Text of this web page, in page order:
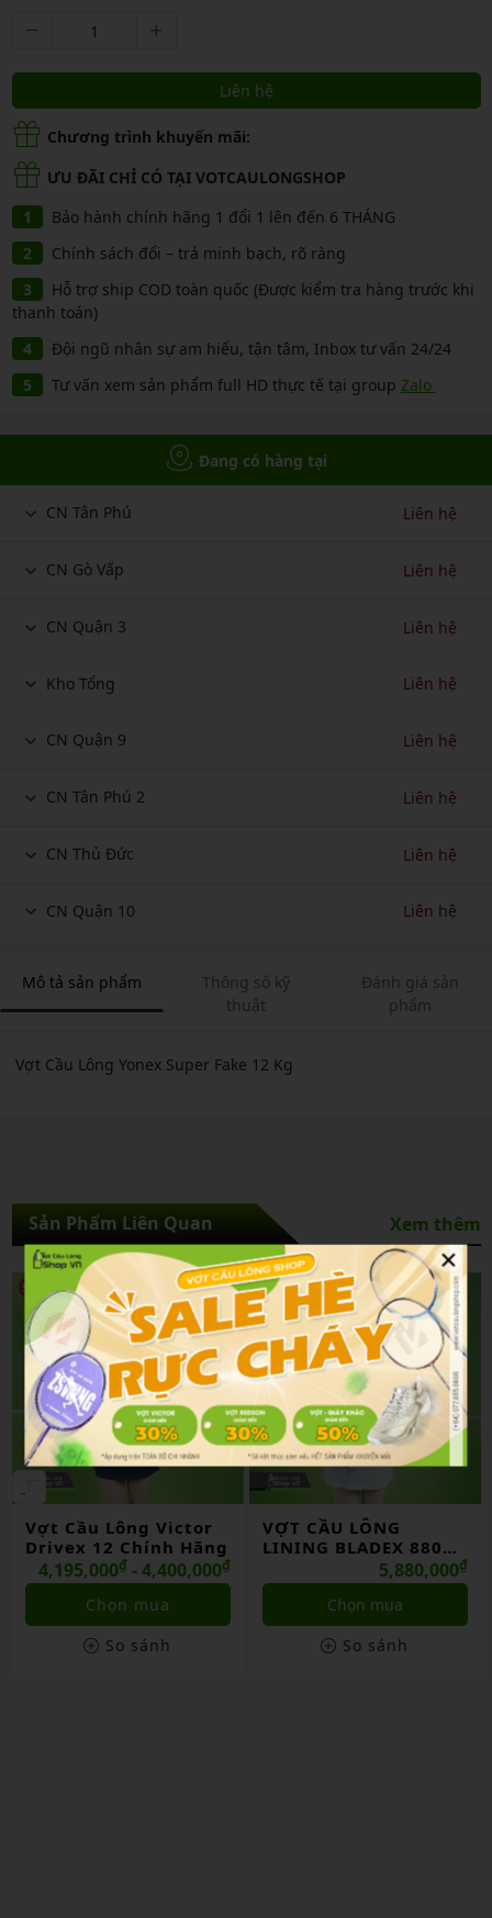
Liên hệ
Chương trình khuyến mãi:
ƯU ĐÃI CHỈ CÓ TẠI VOTCAULONGSHOP
Bảo hành chính hãng 1 đổi 1 lên đến 6 THÁNG
Chính sách đổi – trả minh bạch, rõ ràng
Hỗ trợ ship COD toàn quốc (Được kiểm tra hàng trước khi
thanh toán)
Đội ngũ nhân sự am hiểu, tận tâm, Inbox tư vấn 24/24
Tư vấn xem sản phẩm full HD thực tế tại group Zalo
Đang có hàng tại
CN Tân Phú Liên hệ
CN Gò Vấp Liên hệ
CN Quận 3 Liên hệ
Kho Tổng Liên hệ
CN Quận 9 Liên hệ
CN Tân Phú 2 Liên hệ
CN Thủ Đức Liên hệ
CN Quận 10 Liên hệ
Mô tả sản phẩm
Thông số kỹ
thuật
Đánh giá sản
phẩm
Vợt Cầu Lông Yonex Super Fake 12 Kg
Sản Phẩm Liên Quan Xem thêm
5%
Vợt Cầu Lông Victor
Drivex 12 Chính Hãng
4,195,000₫ - 4,400,000₫
Chọn mua
So sánh
VỢT CẦU LÔNG
LINING BLADEX 880
SHIDA 2026 CHÍNH
HÃNG
5,880,000₫
Chọn mua
So sánh
×